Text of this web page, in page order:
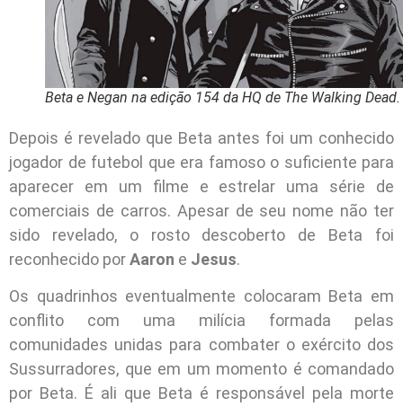
Beta e Negan na edição 154 da HQ de The Walking Dead.
Depois é revelado que Beta antes foi um conhecido
jogador de futebol que era famoso o suficiente para
aparecer em um filme e estrelar uma série de
comerciais de carros. Apesar de seu nome não ter
sido revelado, o rosto descoberto de Beta foi
reconhecido porAaron e Jesus.
Os quadrinhos eventualmente colocaram Beta em
conflito com uma milícia formada pelas
comunidades unidas para combater o exército dos
Sussurradores, que em um momento é comandado
por Beta. É ali que Beta é responsável pela morte